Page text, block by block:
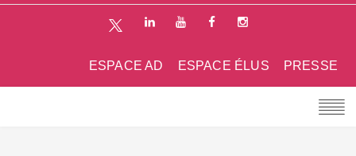
PRESSE
ESPACE ÉLUS
ESPACE AD